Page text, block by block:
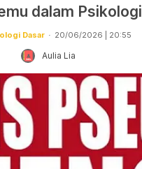
dalam Psikologi
Dasar 20/06/2026 | 20:55
Aulia Lia